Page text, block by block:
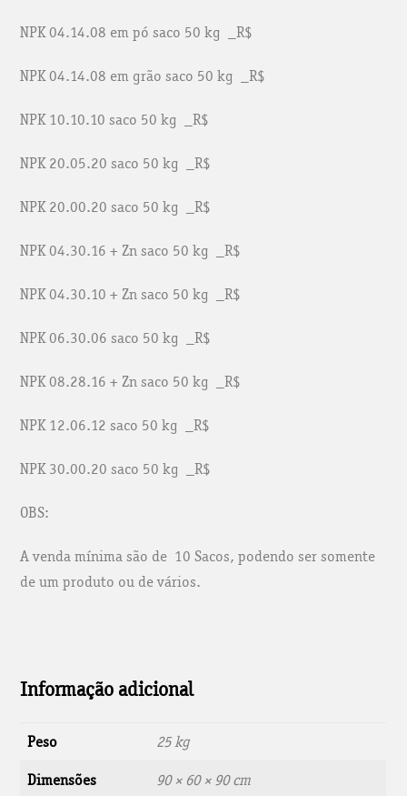
NPK 04.14.08 em pó saco 50 kg _R$
NPK 04.14.08 em grão saco 50 kg _R$
NPK 10.10.10 saco 50 kg _R$
NPK 20.05.20 saco 50 kg _R$
NPK 20.00.20 saco 50 kg _R$
NPK 04.30.16 + Zn saco 50 kg _R$
NPK 04.30.10 + Zn saco 50 kg _R$
NPK 06.30.06 saco 50 kg _R$
NPK 08.28.16 + Zn saco 50 kg _R$
NPK 12.06.12 saco 50 kg _R$
NPK 30.00.20 saco 50 kg _R$
OBS:
A venda mínima são de 10 Sacos, podendo ser somente
de um produto ou de vários.
Informação adicional
Peso 25 kg
Dimensões 90 × 60 × 90 cm